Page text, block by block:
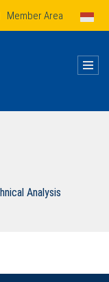
Member Area
Analysis